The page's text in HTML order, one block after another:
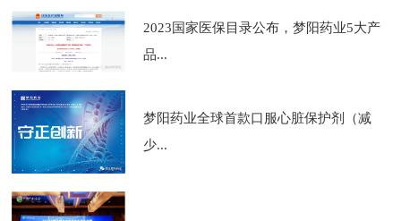
2023国家医保目录公布，梦阳药业5大产
品...
梦阳药业全球首款口服心脏保护剂（减
少...